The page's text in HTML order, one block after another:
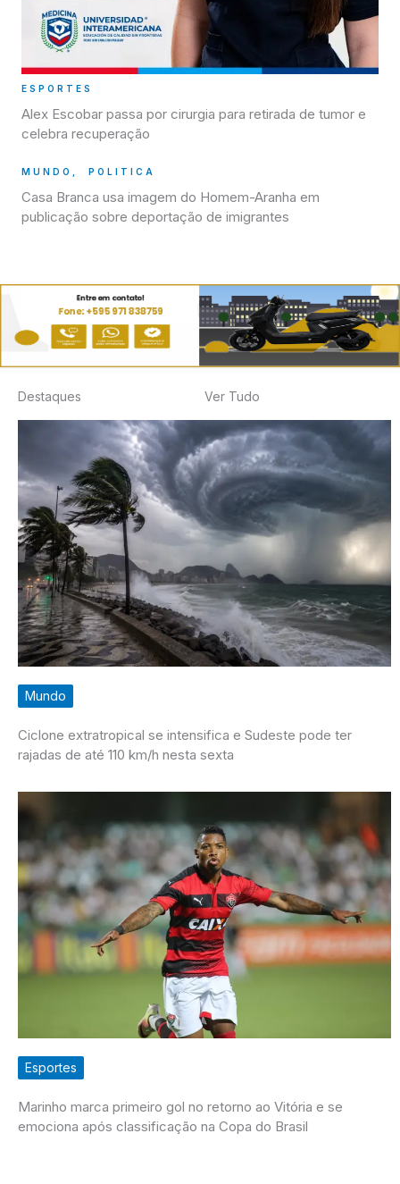
ESPORTES
Alex Escobar passa por cirurgia para retirada de tumor e
celebra recuperação
MUNDO POLITICA
Casa Branca usa imagem do Homem-Aranha em
publicação sobre deportação de imigrantes
Destaques Ver Tudo
Mundo
Ciclone extratropical se intensifica e Sudeste pode ter
rajadas de até 110 km/h nesta sexta
Esportes
Marinho marca primeiro gol no retorno ao Vitória e se
emociona após classificação na Copa do Brasil